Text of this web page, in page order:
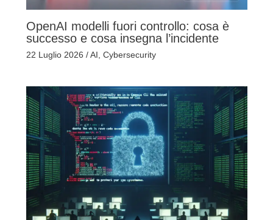
OpenAI modelli fuori controllo: cosa è
successo e cosa insegna l’incidente
22 Luglio 2026 /AI, Cybersecurity